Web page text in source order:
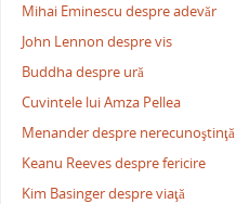
Mihai Eminescu despre adevăr
John Lennon despre vis
Buddha despre ură
Cuvintele lui Amza Pellea
Menander despre nerecunoştinţă
Keanu Reeves despre fericire
Kim Basinger despre viaţă